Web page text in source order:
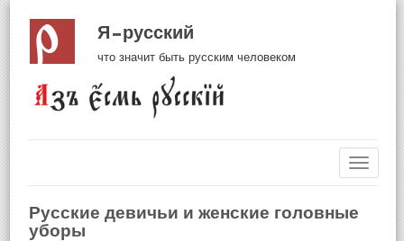
Я русский
что значит быть русским человеком
Русские девичьи и женские головные
уборы